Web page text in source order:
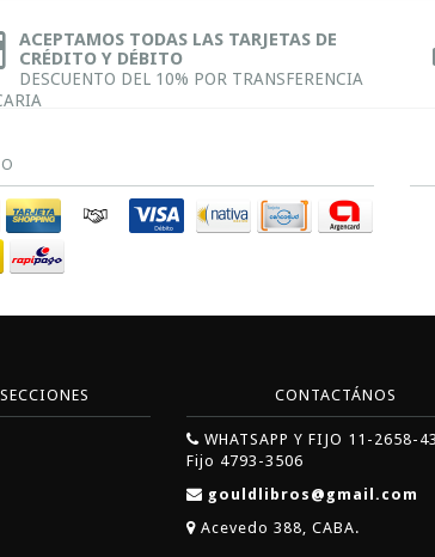
ACEPTAMOS TODAS LAS TARJETAS DE
CRÉDITO Y DÉBITO
DESCUENTO DEL 10% POR TRANSFERENCIA
CONTACTÁNOS
WHATSAPP Y FIJO 11-2658-
Fijo 4793-3506
gouldlibros@gmail.com
Acevedo 388, CABA.